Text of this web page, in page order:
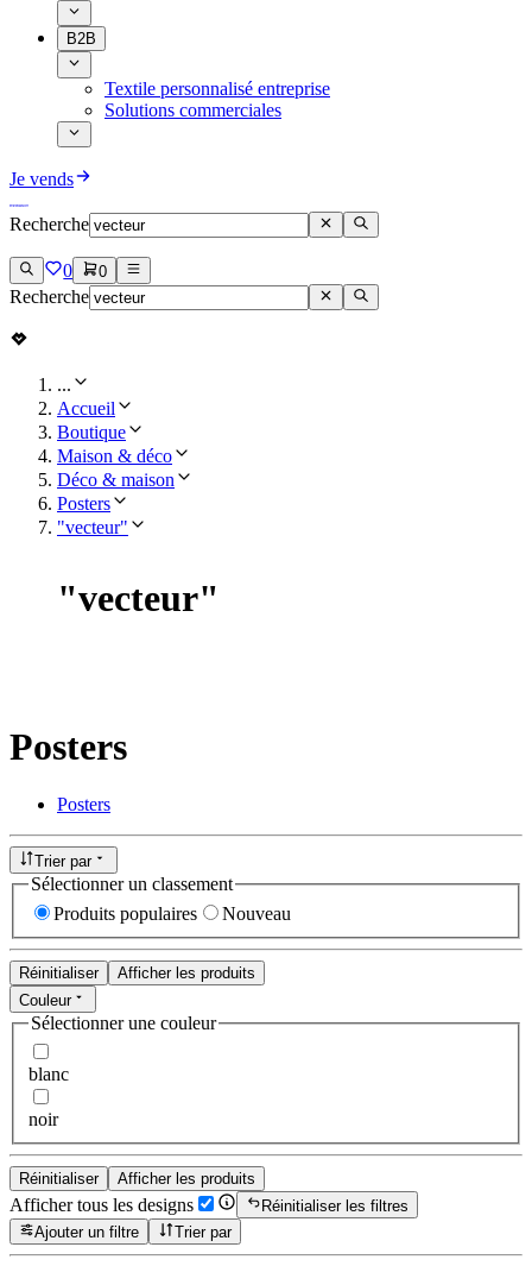
B2B
Textile personnalisé entreprise
Solutions commerciales
Je vends
Recherche
0 0
Recherche
...
Accueil
Boutique
Maison & déco
Déco & maison
Posters
"vecteur"
"vecteur"
Posters
Posters
Trier par
Sélectionner un classement
Produits populaires
Nouveau
Réinitialiser
Afficher les produits
Couleur
Sélectionner une couleur
blanc
noir
Réinitialiser Afficher les produits
Afficher tous les designs
Réinitialiser les filtres
Ajouter un filtre
Trier par